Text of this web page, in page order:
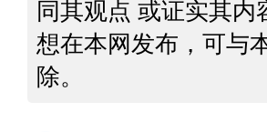
同其观点 或证实其
想在本网发布，可与
除。